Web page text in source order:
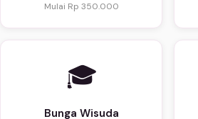
Mulai Rp 350.000
🎓
Bunga Wisuda